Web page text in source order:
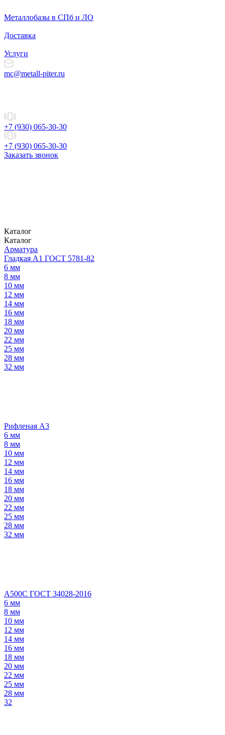
Металлобазы в СПб и ЛО
Доставка
Услуги
mc@metall-piter.ru
+7 (930) 065-30-30
+7 (930) 065-30-30
Заказать звонок
Каталог
Каталог
Арматура
Гладкая А1 ГОСТ 5781-82
6 мм
8 мм
10 мм
12 мм
14 мм
16 мм
18 мм
20 мм
22 мм
25 мм
28 мм
32 мм
Рифленая А3
6 мм
8 мм
10 мм
12 мм
14 мм
16 мм
18 мм
20 мм
22 мм
25 мм
28 мм
32 мм
А500С ГОСТ 34028-2016
6 мм
8 мм
10 мм
12 мм
14 мм
16 мм
18 мм
20 мм
22 мм
25 мм
28 мм
32